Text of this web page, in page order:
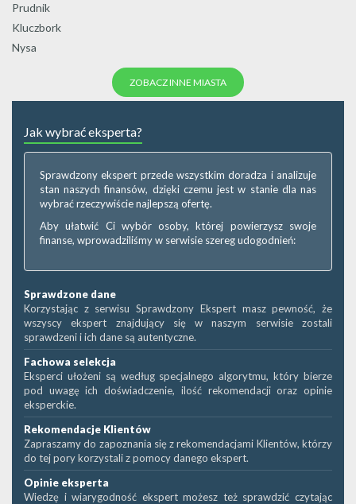
Prudnik
Kluczbork
Nysa
ZOBACZ INNE MIASTA
Jak wybrać eksperta?
Sprawdzony ekspert przede wszystkim doradza i analizuje
stan naszych finansów, dzięki czemu jest w stanie dla nas
wybrać rzeczywiście najlepszą ofertę.
Aby ułatwić Ci wybór osoby, której powierzysz swoje
finanse, wprowadziliśmy w serwisie szereg udogodnień:
Sprawdzone dane
Korzystając z serwisu Sprawdzony Ekspert masz pewność, że
wszyscy ekspert znajdujący się w naszym serwisie zostali
sprawdzeni i ich dane są autentyczne.
Fachowa selekcja
Eksperci ułożeni są według specjalnego algorytmu, który bierze
pod uwagę ich doświadczenie, ilość rekomendacji oraz opinie
eksperckie.
Rekomendacje Klientów
Zapraszamy do zapoznania się z rekomendacjami Klientów, którzy
do tej pory korzystali z pomocy danego ekspert.
Opinie eksperta
Wiedzę i wiarygodność ekspert możesz też sprawdzić czytając